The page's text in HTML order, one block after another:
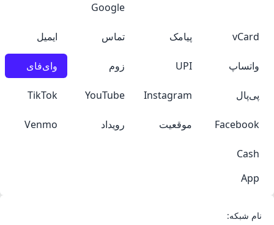
Google
vCard پیامک تماس ایمیل
واتساپ UPI زوم وای‌فای
پی‌پال Instagram
YouTube
TikTok
Facebook موقعیت رویداد Venmo
Cash
App
نام شبکه: